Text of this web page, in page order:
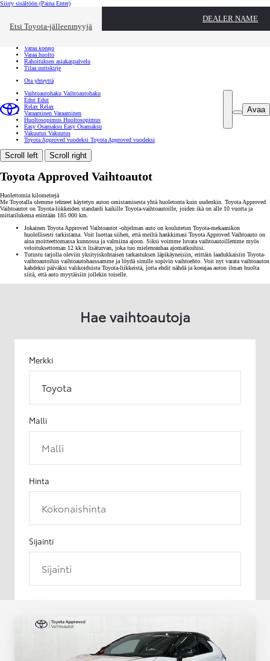
Siirry sisältöön (Paina Enter)
Etsi Toyota-jälleenmyyjä
DEALER NAME
Toyota palvelee Sulje
Varaa koeajo
Varaa huolto
Rahoituksen asiakaspalvelu
Tilaa uutiskirje
Ota yhteyttä
Avaa
Vaihtoautohaku Vaihtoautohaku
Edut Edut
Relax Relax
Varaaminen Varaaminen
Huoltosopimus Huoltosopimus
Easy Osamaksu Easy Osamaksu
Vakuutus Vakuutus
Toyota Approved vuodeksi Toyota Approved vuodeksi
Scroll left Scroll right
Toyota Approved Vaihtoautot
Huolettomia kilometrejä
Me Toyotalla olemme tehneet käytetyn auton omistamisesta yhtä huoletonta kuin uudenkin. Toyota Approved
Vaihtoautot on Toyota-liikkeiden standardi kaikille Toyota-vaihtoautoille, joiden ikä on alle 10 vuotta ja
mittarilukema enintään 185 000 km.
Jokainen Toyota Approved Vaihtoautot -ohjelman auto on koulutetun Toyota-mekaanikon
huolellisesti tarkistama. Voit luottaa siihen, että meiltä hankkimasi Toyota Approved Vaihtoauto on
aina moitteettomassa kunnossa ja valmiina ajoon. Siksi voimme luvata vaihtoautoillemme myös
veloituksettoman 12 kk:n lisäturvan, joka tuo mielenrauhaa ajomatkoihisi.
Tutustu tarjolla oleviin yksityiskohtaisen tarkastuksen läpikäyneisiin, erittäin laadukkaisiin Toyota-
vaihtoautoihin vaihtoautohaussamme ja löydä sinulle sopivin vaihtoehto. Voit nyt varata vaihtoauton
kahdeksi päiväksi valikoiduista Toyota-liikkeistä, jotta ehdit nähdä ja koeajaa auton ilman huolta
siitä, että auto myytäisiin jollekin toiselle.
Hae vaihtoautoja
Merkki
Toyota
Malli
Malli
Hinta
Kokonaishinta
Sijainti
Sijainti